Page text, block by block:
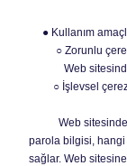
● Kullanım
○ Zorunlu
Web sitesinde
○ İşlevsel
Web sitesinde
parola bilgisi, hangi
sağlar. Web